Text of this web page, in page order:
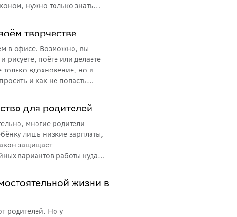
нужно только знать
трудиться и к
творчестве
в офисе. Возможно, вы
рисуете, поёте или делаете
только вдохновение, но и
и как не попасть
для родителей
многие родители
лишь низкие зарплаты,
защищает
вариантов работы куда
честное предложение от
будет законной,жизни в
родителей. Но у